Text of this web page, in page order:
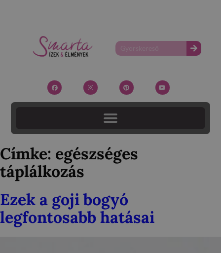
Címke: egészséges
táplálkozás
Ezek a goji bogyó
legfontosabb hatásai